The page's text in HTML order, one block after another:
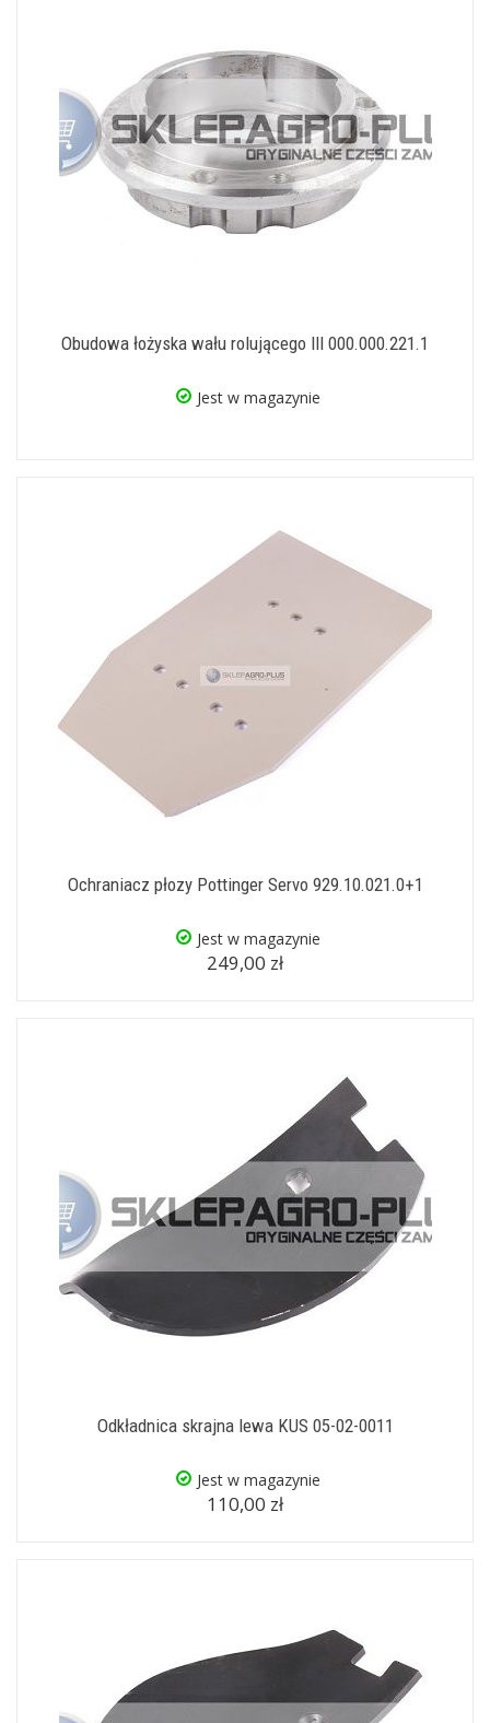
Obudowa łożyska wału rolującego III 000.000.221.1
Jest w magazynie
Ochraniacz płozy Pottinger Servo 929.10.021.0+1
Jest w magazynie
249,00 zł
Odkładnica skrajna lewa KUS 05-02-0011
Jest w magazynie
110,00 zł